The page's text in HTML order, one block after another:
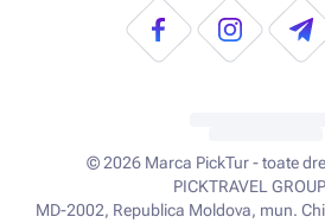
© 2026 Marca PickTur - toate
PICKTRAVEL GROUP
MD-2002, Republica Moldova, mun.